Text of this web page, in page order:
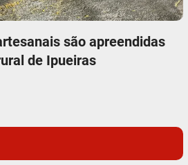
são apreendidas
de Ipueiras